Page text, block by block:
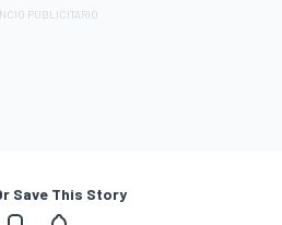
Save This Story